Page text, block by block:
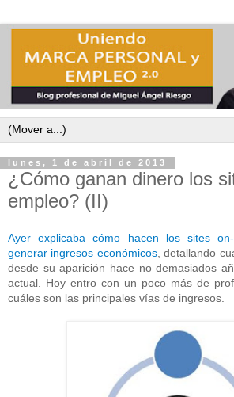
lunes, 1 de abril de 2013
¿Cómo ganan dinero los
empleo? (II)
Ayer explicaba cómo hacen los sites
generar ingresos económicos, detallando
desde su aparición hace no demasiados
actual. Hoy entro con un poco más de
cuáles son las principales vías de ingresos.